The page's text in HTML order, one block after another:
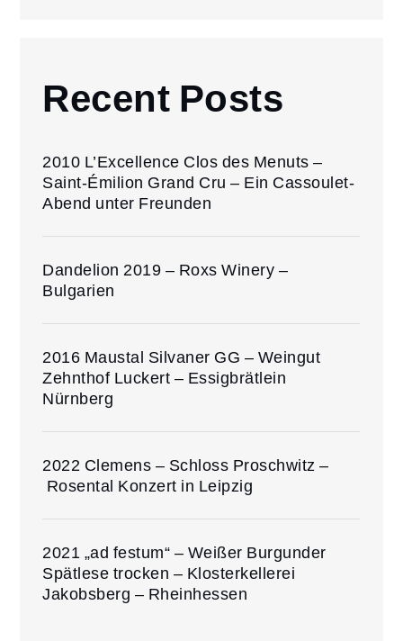
Recent Posts
2010 L’Excellence Clos des Menuts –
Saint-Émilion Grand Cru – Ein Cassoulet-
Abend unter Freunden
Dandelion 2019 – Roxs Winery –
Bulgarien
2016 Maustal Silvaner GG – Weingut
Zehnthof Luckert – Essigbrätlein
Nürnberg
2022 Clemens – Schloss Proschwitz –
Rosental Konzert in Leipzig
2021 „ad festum“ – Weißer Burgunder
Spätlese trocken – Klosterkellerei
Jakobsberg – Rheinhessen